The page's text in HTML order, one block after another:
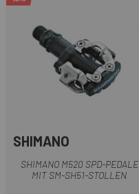
SHIMANO
SHIMANO M520 SPD-PEDALE
MIT SM-SH51-STOLLEN